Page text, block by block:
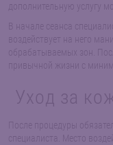
дополнительную услугу
В начале сеанса
воздействует на него
обрабатываемых зон.
привычной жизни с
Уход за
После процедуры
специалиста. Место